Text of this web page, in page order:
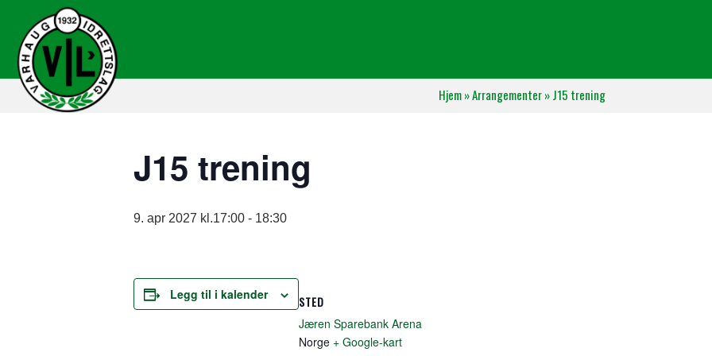
Hjem»Arrangementer»J15 trening
J15 trening
9. apr 2027 kl.17:00 - 18:30
Legg til i kalender STED
Jæren Sparebank Arena
Norge + Google-kart